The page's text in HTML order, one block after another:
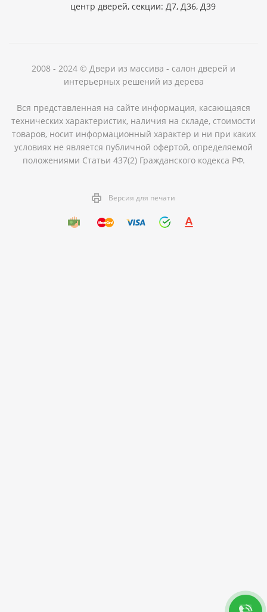
центр дверей, секции: Д7, Д36, Д39
2008 - 2024 © Двери из массива - салон дверей и
интерьерных решений из дерева
Вся представленная на сайте информация, касающаяся
технических характеристик, наличия на складе, стоимости
товаров, носит информационный характер и ни при каких
условиях не является публичной офертой, определяемой
положениями Статьи 437(2) Гражданского кодекса РФ.
Версия для печати